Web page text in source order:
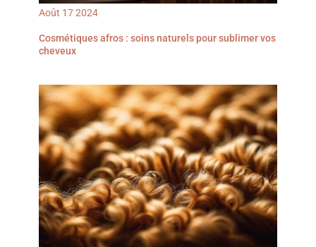
Août 172024
Cosmétiques afros : soins naturels pour sublimer vos
cheveux